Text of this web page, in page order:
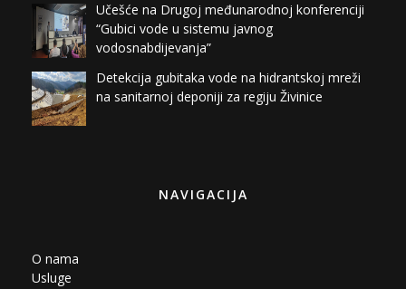
Učešće na Drugoj međunarodnoj konferenciji
“Gubici vode u sistemu javnog
vodosnabdijevanja”
Detekcija gubitaka vode na hidrantskoj mreži
na sanitarnoj deponiji za regiju Živinice
NAVIGACIJA
O nama
Usluge